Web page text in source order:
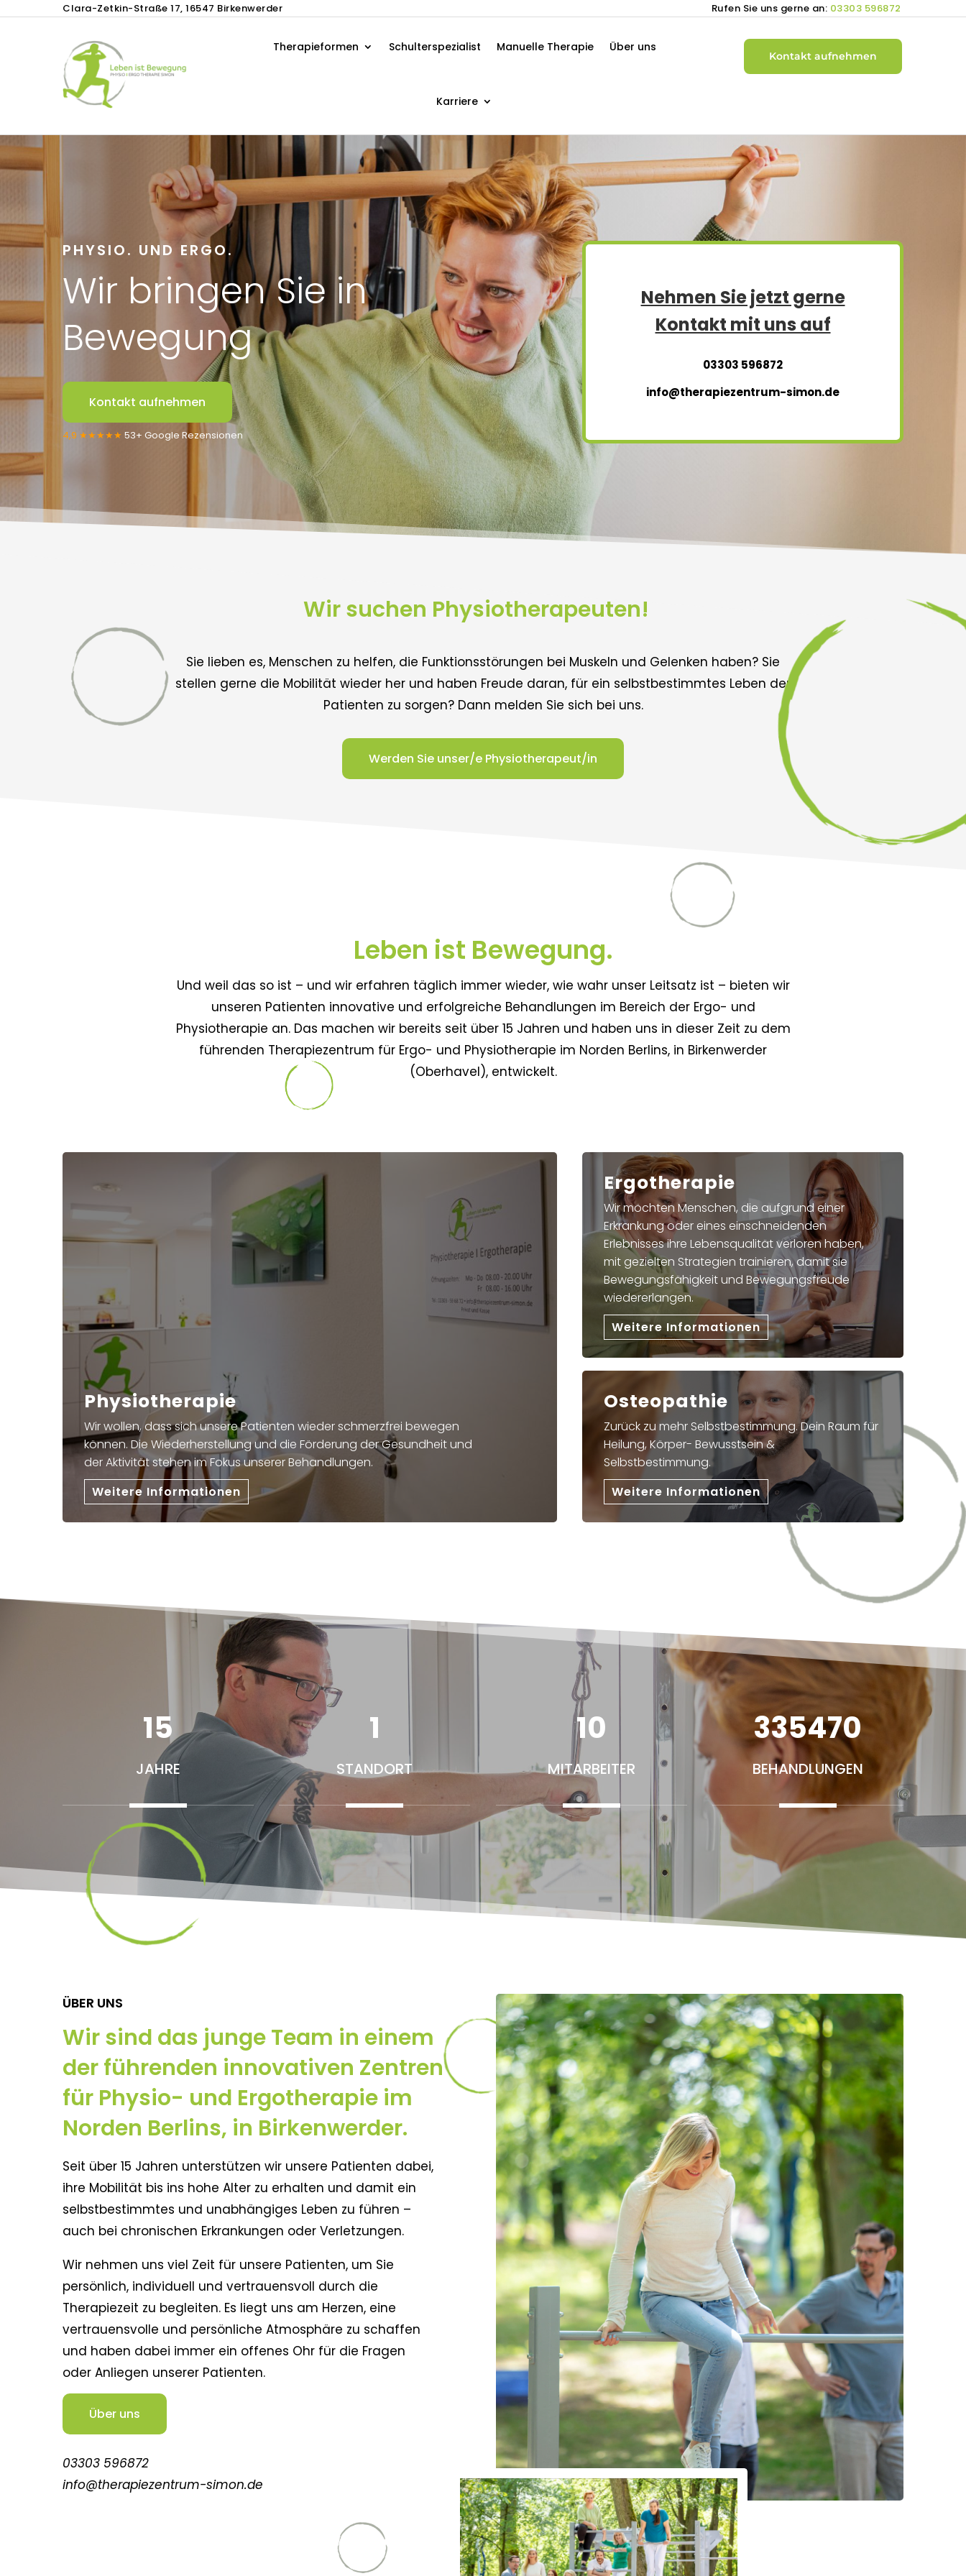
Clara-Zetkin-Straße 17, 16547 Birkenwerder Rufen Sie uns gerne an: 03303 596872
Therapieformen Schulterspezialist Manuelle Therapie Über uns
Karriere
Kontakt aufnehmen
PHYSIO. UND ERGO.
Wir bringen Sie in
Bewegung
Kontakt aufnehmen
4,9 ★★★★★ 53+ Google Rezensionen
Nehmen Sie jetzt gerne
Kontakt mit uns auf
03303 596872
info@therapiezentrum-simon.de
Wir suchen Physiotherapeuten!
Sie lieben es, Menschen zu helfen, die Funktionsstörungen bei Muskeln und Gelenken haben? Sie
stellen gerne die Mobilität wieder her und haben Freude daran, für ein selbstbestimmtes Leben der
Patienten zu sorgen? Dann melden Sie sich bei uns.
Werden Sie unser/e Physiotherapeut/in
Leben ist Bewegung.
Und weil das so ist – und wir erfahren täglich immer wieder, wie wahr unser Leitsatz ist – bieten wir
unseren Patienten innovative und erfolgreiche Behandlungen im Bereich der Ergo- und
Physiotherapie an. Das machen wir bereits seit über 15 Jahren und haben uns in dieser Zeit zu dem
führenden Therapiezentrum für Ergo- und Physiotherapie im Norden Berlins, in Birkenwerder
(Oberhavel), entwickelt.
Physiotherapie
Wir wollen, dass sich unsere Patienten wieder schmerzfrei bewegen
können. Die Wiederherstellung und die Förderung der Gesundheit und
der Aktivität stehen im Fokus unserer Behandlungen.
Weitere Informationen
Ergotherapie
Wir möchten Menschen, die aufgrund einer
Erkrankung oder eines einschneidenden
Erlebnisses ihre Lebensqualität verloren haben,
mit gezielten Strategien trainieren, damit sie
Bewegungsfähigkeit und Bewegungsfreude
wiedererlangen.
Weitere Informationen
Osteopathie
Zurück zu mehr Selbstbestimmung. Dein Raum für
Heilung, Körper- Bewusstsein &
Selbstbestimmung.
Weitere Informationen
15
JAHRE
1
STANDORT
10
MITARBEITER
335470
BEHANDLUNGEN
ÜBER UNS
Wir sind das junge Team in einem
der führenden innovativen Zentren
für Physio- und Ergotherapie im
Norden Berlins, in Birkenwerder.
Seit über 15 Jahren unterstützen wir unsere Patienten dabei,
ihre Mobilität bis ins hohe Alter zu erhalten und damit ein
selbstbestimmtes und unabhängiges Leben zu führen –
auch bei chronischen Erkrankungen oder Verletzungen.
Wir nehmen uns viel Zeit für unsere Patienten, um Sie
persönlich, individuell und vertrauensvoll durch die
Therapiezeit zu begleiten. Es liegt uns am Herzen, eine
vertrauensvolle und persönliche Atmosphäre zu schaffen
und haben dabei immer ein offenes Ohr für die Fragen
oder Anliegen unserer Patienten.
Über uns
03303 596872
info@therapiezentrum-simon.de